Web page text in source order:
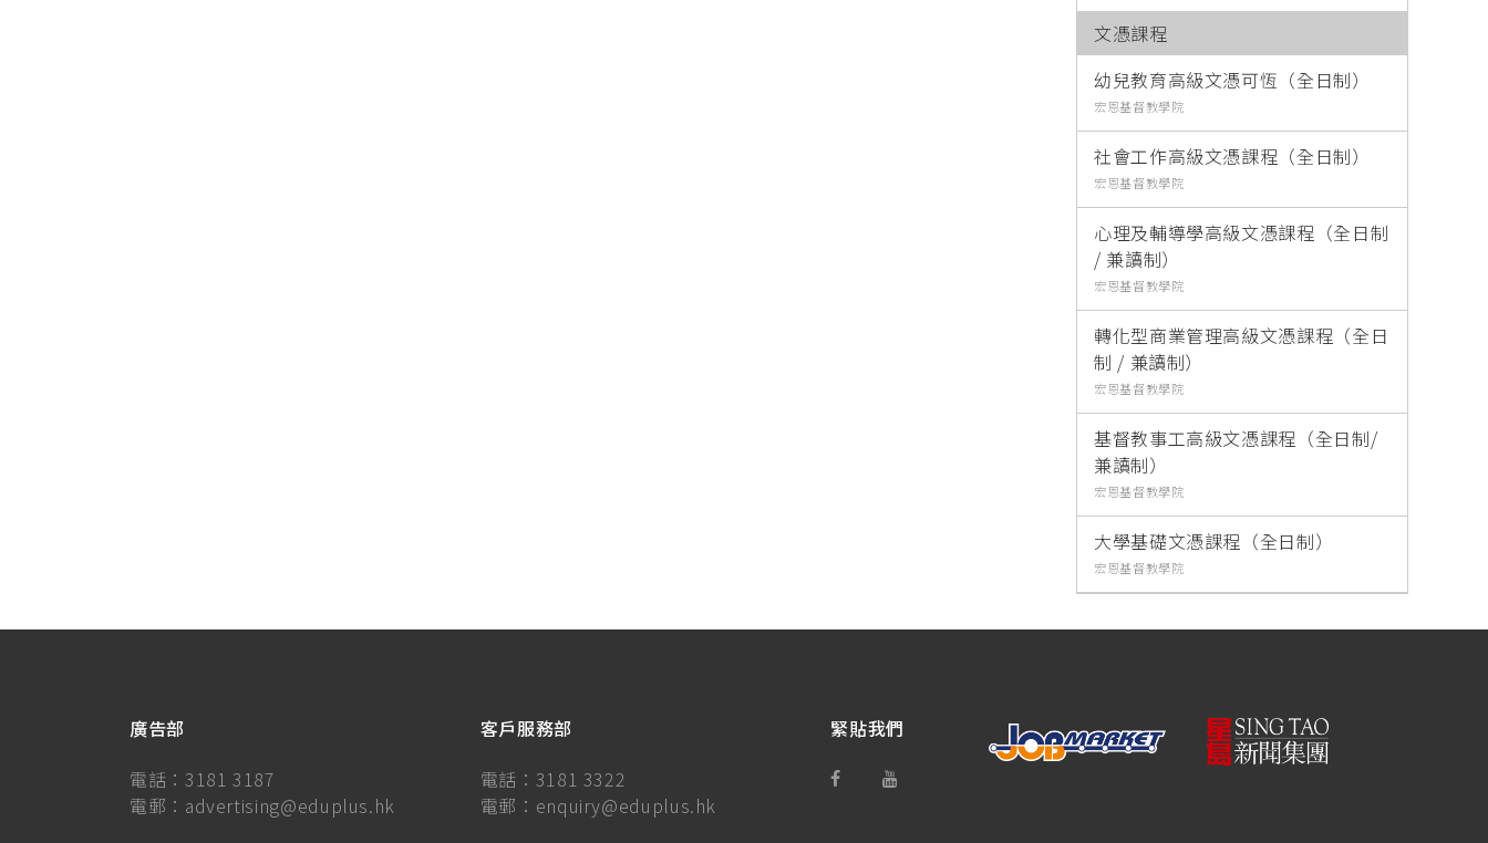
文憑課程
幼兒教育高級文憑可恆（全日制）
宏恩基督教學院
社會工作高級文憑課程（全日制）
宏恩基督教學院
心理及輔導學高級文憑課程（全日制
/ 兼讀制）
宏恩基督教學院
轉化型商業管理高級文憑課程（全日
制 / 兼讀制）
宏恩基督教學院
基督教事工高級文憑課程（全日制/
兼讀制）
宏恩基督教學院
大學基礎文憑課程（全日制）
宏恩基督教學院
廣告部
電話： 3181 3187
電郵： advertising@eduplus.hk
客戶服務部
電話： 3181 3322
電郵： enquiry@eduplus.hk
緊貼我們